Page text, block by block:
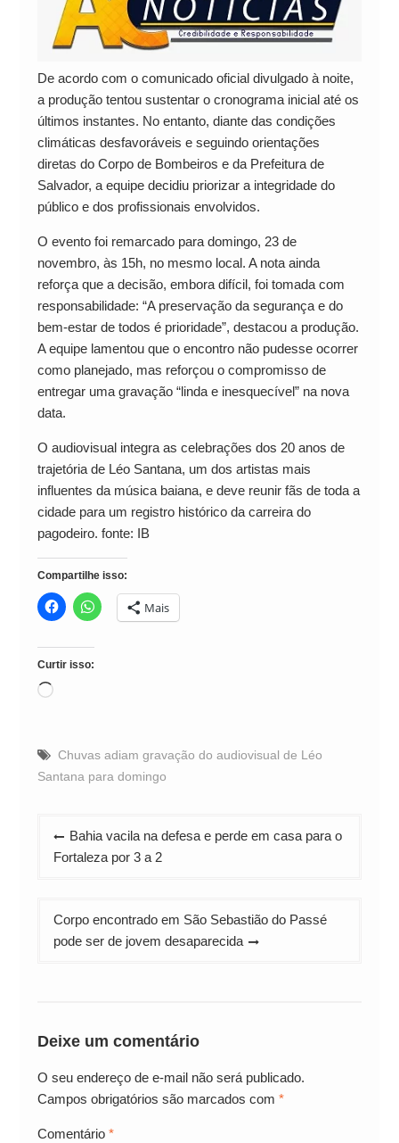
De acordo com o comunicado oficial divulgado à noite,
a produção tentou sustentar o cronograma inicial até os
últimos instantes. No entanto, diante das condições
climáticas desfavoráveis e seguindo orientações
diretas do Corpo de Bombeiros e da Prefeitura de
Salvador, a equipe decidiu priorizar a integridade do
público e dos profissionais envolvidos.
O evento foi remarcado para domingo, 23 de
novembro, às 15h, no mesmo local. A nota ainda
reforça que a decisão, embora difícil, foi tomada com
responsabilidade: “A preservação da segurança e do
bem-estar de todos é prioridade”, destacou a produção.
A equipe lamentou que o encontro não pudesse ocorrer
como planejado, mas reforçou o compromisso de
entregar uma gravação “linda e inesquecível” na nova
data.
O audiovisual integra as celebrações dos 20 anos de
trajetória de Léo Santana, um dos artistas mais
influentes da música baiana, e deve reunir fãs de toda a
cidade para um registro histórico da carreira do
pagodeiro. fonte: IB
Compartilhe isso:
Mais
Curtir isso:
Carregando...
Chuvas adiam gravação do audiovisual de Léo
Santana para domingo
Navegação
de
Bahia vacila na defesa e perde em casa para o
Fortaleza por 3 a 2
Corpo encontrado em São Sebastião do Passé
pode ser de jovem desaparecida
Deixe um comentário
O seu endereço de e-mail não será publicado.
Campos obrigatórios são marcados com *
Comentário *